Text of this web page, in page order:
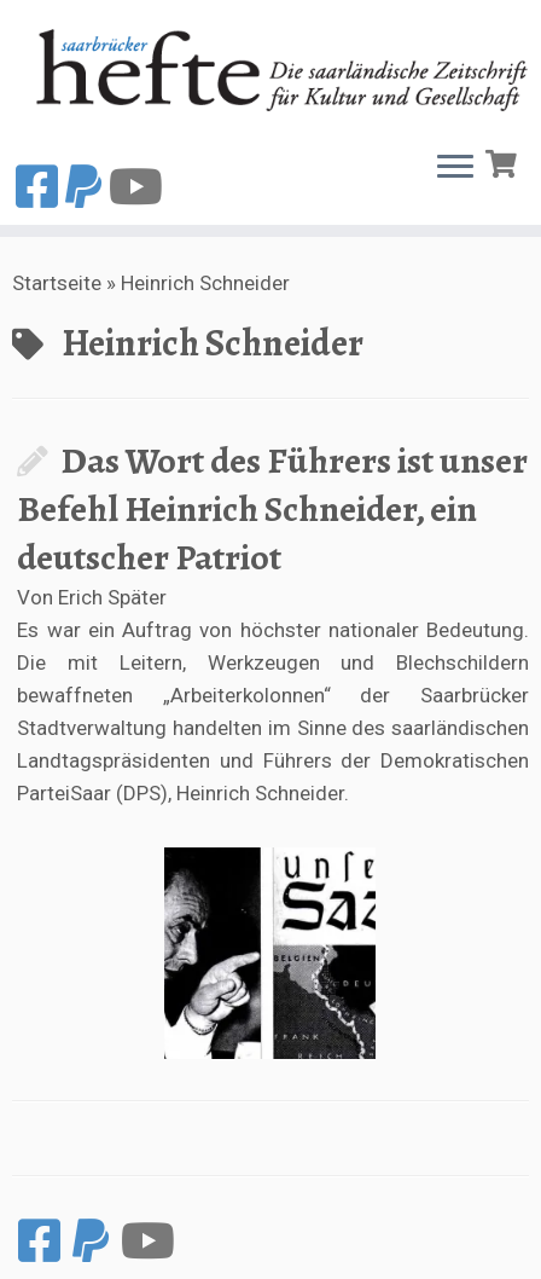
Inhalt
Startseite » Heinrich Schneider
Heinrich Schneider
Das Wort des Führers ist unser
Befehl Heinrich Schneider, ein
deutscher Patriot
Von Erich Später
Es war ein Auftrag von höchster nationaler Bedeutung.
Die mit Leitern, Werkzeugen und Blechschildern
bewaffneten „Arbeiterkolonnen“ der Saarbrücker
Stadtverwaltung handelten im Sinne des saarländischen
Landtagspräsidenten und Führers der Demokratischen
ParteiSaar (DPS), Heinrich Schneider.